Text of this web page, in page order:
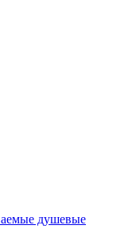
душевые